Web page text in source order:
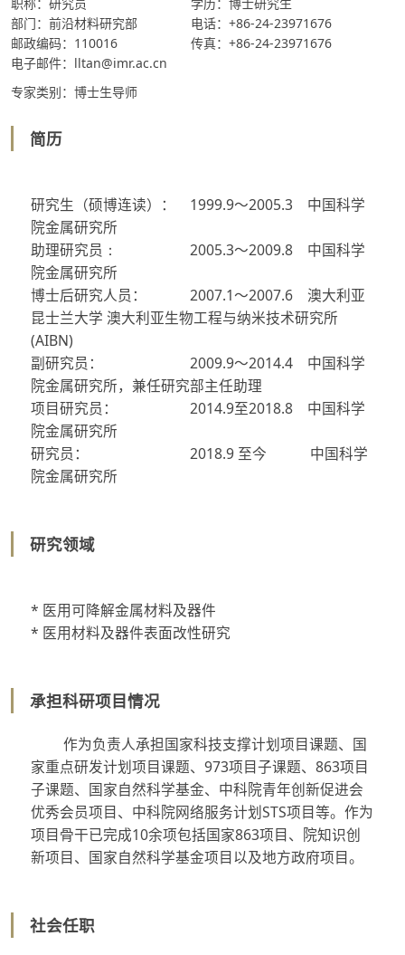
部门：前沿材料研究部
电话：+86-24-23971676
邮政编码：110016
传真：+86-24-23971676
电子邮件：lltan@imr.ac.cn
专家类别：博士生导师
简历
研究生（硕博连读）： 1999.9～2005.3 中国科学
院金属研究所
助理研究员 ： 2005.3～2009.8 中国科学
院金属研究所
博士后研究人员： 2007.1～2007.6 澳大利亚
昆士兰大学 澳大利亚生物工程与纳米技术研究所
(AIBN)
副研究员： 2009.9～2014.4 中国科学
院金属研究所，兼任研究部主任助理
项目研究员： 2014.9至2018.8 中国科学
院金属研究所
研究员： 2018.9 至今 中国科学
院金属研究所
研究领域
* 医用可降解金属材料及器件
* 医用材料及器件表面改性研究
承担科研项目情况
作为负责人承担国家科技支撑计划项目课题、国
家重点研发计划项目课题、973项目子课题、863项目
子课题、国家自然科学基金、中科院青年创新促进会
优秀会员项目、中科院网络服务计划STS项目等。作为
项目骨干已完成10余项包括国家863项目、院知识创
新项目、国家自然科学基金项目以及地方政府项目。
社会任职